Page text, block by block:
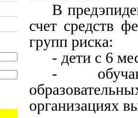
В
счет средств
групп риска:
- дети с 6
-
организациях